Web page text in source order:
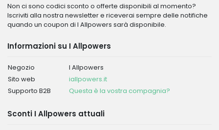
Non ci sono codici sconto o offerte disponibili al momento?
Iscriviti alla nostra newsletter e riceverai sempre delle notifiche
quando un coupon di I Allpowers sarà disponibile.
Informazioni su I Allpowers
Negozio
I Allpowers
Sito web
iallpowers.it
Supporto B2B
Questa è la vostra compagnia?
Sconti I Allpowers attuali